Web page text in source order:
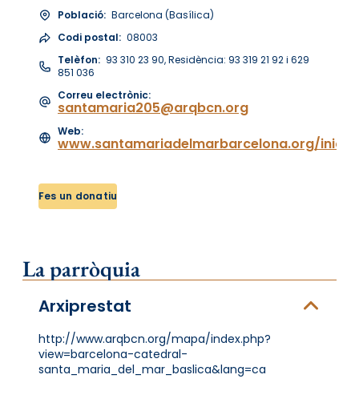
Població: Barcelona (Basílica)
Codi postal: 08003
Telèfon: 93 310 23 90, Residència: 93 319 21 92 i 629
851 036
Correu electrònic:
santamaria205@arqbcn.org
Web:
www.santamariadelmarbarcelona.org/inici
Fes un donatiu
La parròquia
Arxiprestat
http://www.arqbcn.org/mapa/index.php?
view=barcelona-catedral-
santa_maria_del_mar_baslica&lang=ca